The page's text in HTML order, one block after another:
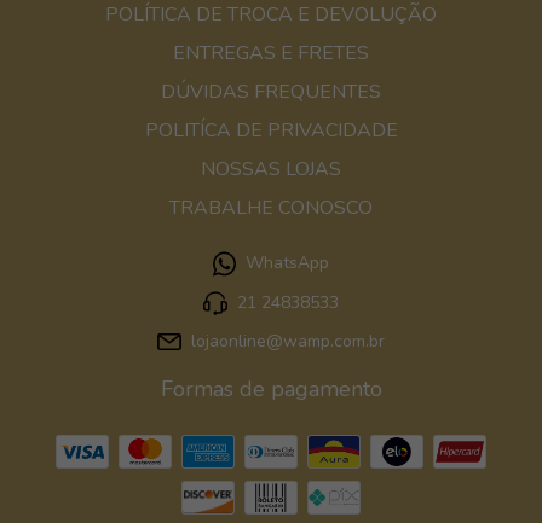
POLÍTICA DE TROCA E DEVOLUÇÃO
ENTREGAS E FRETES
DÚVIDAS FREQUENTES
POLITÍCA DE PRIVACIDADE
NOSSAS LOJAS
TRABALHE CONOSCO
WhatsApp
21 24838533
lojaonline@wamp.com.br
Formas de pagamento